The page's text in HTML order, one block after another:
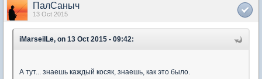
ПалСаныч
13 Oct 2015
iMarseilLe, on 13 Oct 2015 - 09:42:
А тут... знаешь каждый косяк, знаешь, как это было.